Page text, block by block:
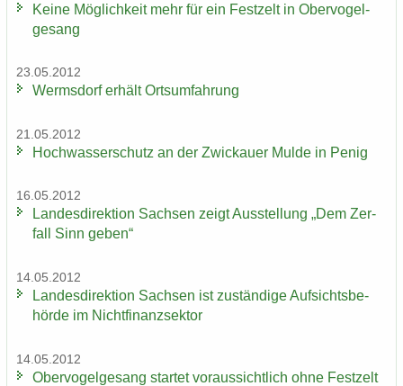
Keine Mög­lich­keit mehr für ein Fest­zelt in Ober­vo­gel­
ge­sang
23.05.2012
Werms­dorf er­hält Orts­um­fah­rung
21.05.2012
Hoch­was­ser­schutz an der Zwi­ckau­er Mulde in Penig
16.05.2012
Lan­des­di­rek­ti­on Sach­sen zeigt Aus­stel­lung „Dem Zer­
fall Sinn geben“
14.05.2012
Lan­des­di­rek­ti­on Sach­sen ist zu­stän­di­ge Auf­sichts­be­
hör­de im Nicht­fi­nanz­sek­tor
14.05.2012
Ober­vo­gel­ge­sang star­tet vor­aus­sicht­lich ohne Fest­zelt